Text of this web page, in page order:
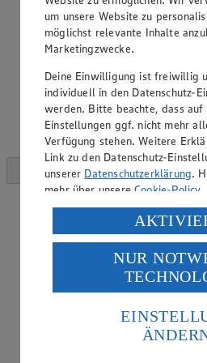
um unsere Website zu
möglichst relevante Inhalte
Marketingzwecke.
Deine Einwilligung ist freiwillig
individuell in den Datenschutz-
werden. Bitte beachte, dass auf
Einstellungen ggf. nicht mehr
Verfügung stehen. Weitere
Link zu den Datenschutz-
unserer Datenschutzerklärung.
mehr über unsereCookie-Policy.
Verarbeitung deiner
USA durch Facebook und
Wenn du auf „Aktivieren“
des Art. 49 Abs. 1 Satz 1 lit. a)
Daten in den USA verarbeitet
die USA als Land mit einem nach
Standards nicht angemessenen
Es besteht das Risiko eines
NUR